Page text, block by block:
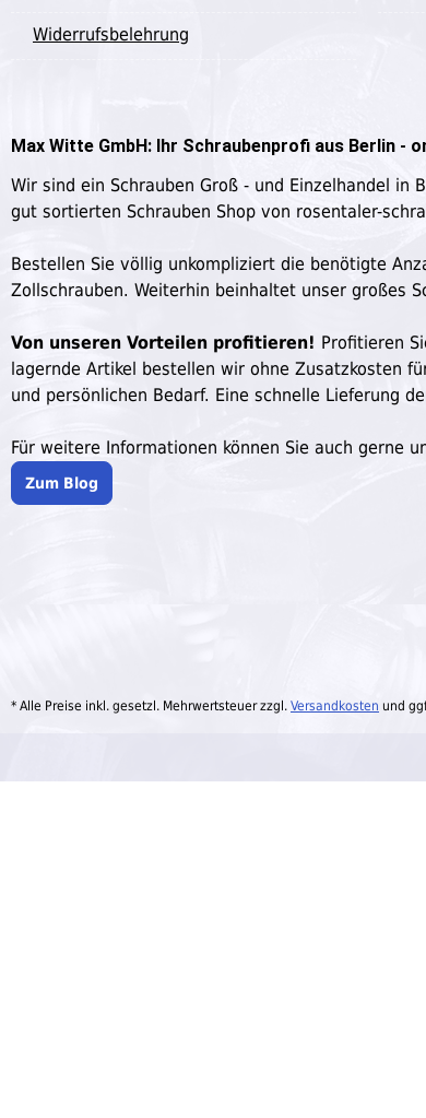
Widerrufsbelehrung
Max Witte GmbH: Ihr Schraubenprofi aus Berlin -
Wir sind ein Schrauben Groß - und Einzelhandel
gut sortierten Schrauben Shop von rosentaler-
Bestellen Sie völlig unkompliziert die benötigte
Zollschrauben. Weiterhin beinhaltet unser großes
Von unseren Vorteilen profitieren! Profitieren
lagernde Artikel bestellen wir ohne Zusatzkosten
und persönlichen Bedarf. Eine schnelle Lieferung
Für weitere Informationen können Sie auch gerne
Zum Blog
* Alle Preise inkl. gesetzl. Mehrwertsteuer zzgl. Versandkosten und